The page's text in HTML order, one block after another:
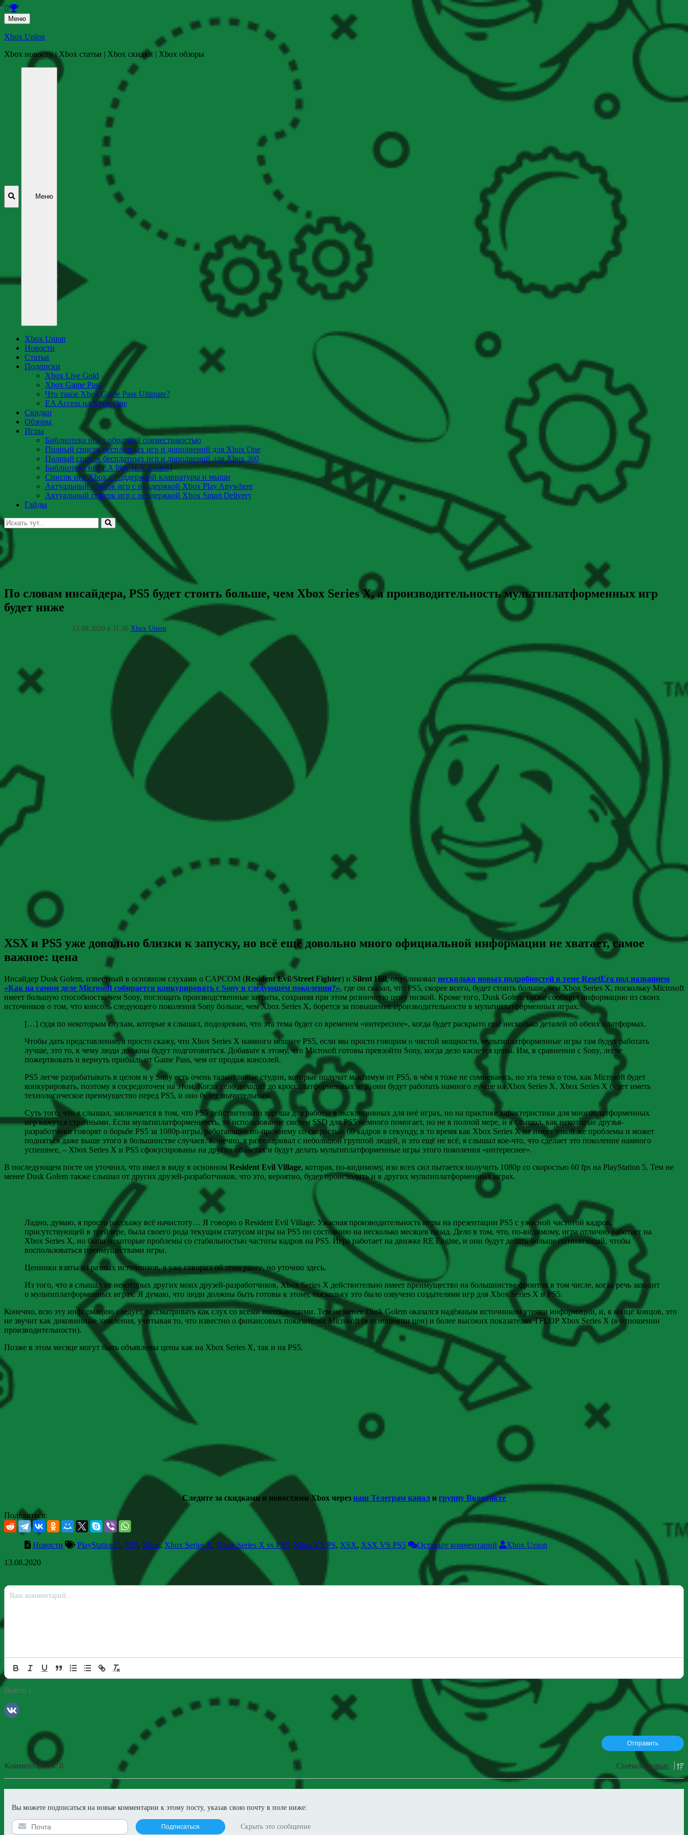
Меню Перейти
к
содержанию
Xbox Union
Xbox новости | Xbox статьи | Xbox скидки | Xbox обзоры
Меню
Перейти
к
Xbox Union
Новости
Статьи
Подписки
Xbox Live Gold
Xbox Game Pass
Что такое Xbox Game Pass Ultimate?
EA Access на Xbox One
Скидки
Обзоры
Игры
Библиотека игр с обратной совместимостью
Полный список бесплатных игр и дополнений для Xbox One
Полный список бесплатных игр и дополнений для Xbox 360
Библиотека игр EA Play [EA Access]
Список игр Xbox c поддержкой клавиатуры и мыши
Актуальный список игр с поддержкой Xbox Play Anywhere
Актуальный список игр с поддержкой Xbox Smart Delivery
Гайды
Искать:
По словам инсайдера, PS5 будет стоить больше, чем Xbox Series X, а производительность мультиплатформенных игр
будет ниже
13.08.2020 в 11:36 Xbox Union
XSX и PS5 уже довольно близки к запуску, но всё ещё довольно много официальной информации не хватает, самое
важное: цена
Инсайдер Dusk Golem, известный в основном слухами о CAPCOM (Resident Evil/Street Fighter) и Silent Hill, опубликовал несколько новых подробностей в теме ResetEra под названием
«Как на самом деле Microsoft собирается конкурировать с Sony в следующем поколении?», где он сказал, что PS5, скорее всего, будет стоить больше, чем Xbox Series X, поскольку Microsoft
имеет большую способность, чем Sony, поглощать производственные затраты, сохраняя при этом розничную цену низкой. Кроме того, Dusk Golem также сообщил информацию из своих
источников о том, что консоль следующего поколения Sony больше, чем Xbox Series X, борется за повышение производительности в мультиплатформенных играх.
[…] судя по некоторым слухам, которые я слышал, подозреваю, что эта тема будет со временем «интереснее», когда будет раскрыто ещё несколько деталей об обеих платформах.
Чтобы дать представление, я просто скажу, что Xbox Series X намного мощнее PS5, если мы просто говорим о чистой мощности, мультиплатформенные игры там будут работать
лучше, это то, к чему люди должны будут подготовиться. Добавьте к этому, что Microsoft готовы превзойти Sony, когда дело касается цены. Им, в сравнении с Sony, легче
пожертвовать и вернуть прибыль от Game Pass, чем от продаж консолей.
PS5 легче разрабатывать в целом и у Sony есть очень талантливые студии, которые получат максимум от PS5, в чём я тоже не сомневаюсь, но эта тема о том, как Microsoft будет
конкурировать, поэтому я сосредоточен на этом. Когда дело доходит до кроссплатформенных игр, они будут работать намного лучше на Xbox Series X. Xbox Series X будет иметь
технологическое преимущество перед PS5, и оно будет значительным.
Суть того, что я слышал, заключается в том, что PS5 действительно хороша для работы в эксклюзивных для неё играх, но на практике характеристики для многоплатформенных
игр кажутся странными. Если мультиплатформенность, то использование систем SSD для PS5 немного помогает, но не в полной мере, и я слышал, как некоторые друзья-
разработчики говорят о борьбе PS5 за 1080p-игры, работающие по-прежнему со скоростью 60 кадров в секунду, в то время как Xbox Series X не имеет такой же проблемы и может
подняться даже выше этого в большинстве случаев. Конечно, я разговаривал с небольшой группой людей, и это ещё не всё, я слышал кое-что, что сделает это поколение намного
успешнее, – Xbox Series X и PS5 сфокусированы на других областях и будут делать мультиплатформенные игры этого поколения «интереснее».
В последующем посте он уточнил, что имел в виду в основном Resident Evil Village, которая, по-видимому, изо всех сил пытается получить 1080p со скоростью 60 fps на PlayStation 5. Тем не
менее Dusk Golem также слышал от других друзей-разработчиков, что это, вероятно, будет происходить и в других мультиплатформенных играх.
Ладно, думаю, я просто расскажу всё начистоту… Я говорю о Resident Evil Village. Ужасная производительность игры на презентации PS5 с ужасной частотой кадров,
присутствующей в трейлере, была своего рода текущим статусом игры на PS5 по состоянию на несколько месяцев назад. Дело в том, что, по-видимому, игра отлично работает на
Xbox Series X, но были некоторые проблемы со стабильностью частоты кадров на PS5. Игра работает на движке RE Engine, и они будут делать больше оптимизаций, чтобы
воспользоваться преимуществами игры.
Ценники взяты из разных источников, я уже говорил об этом ранее, но уточню здесь.
Из того, что я слышал от некоторых других моих друзей-разработчиков, Xbox Series X действительно имеет преимущество на большинстве фронтов в том числе, когда речь заходит
о мультиплатформенных играх. Я думаю, что люди должны быть готовы к этому, поскольку это было озвучено создателями игр для Xbox Series X и PS5.
Конечно, всю эту информацию следует рассматривать как слух со всеми вытекающими. Тем не менее Dusk Golem оказался надёжным источником утечки информации, и, в конце концов, это
не звучит как диковинные заявления, учитывая то, что известно о финансовых показателях Microsoft (в отношении цен) и более высоких показателях TFLOP Xbox Series X (в отношении
производительности).
Позже в этом месяце могут быть объявлены цены как на Xbox Series X, так и на PS5.
Следите за скидками и новостями Xbox через наш Телеграм канал и группу Вконтакте
Поделиться:
Новости PlayStation 5, PS5, Xbox,Xbox Series X, Xbox Series X vs PS5, Xbox VS PS, XSX, XSX VS PS5 Оставьте комментарий
Xbox Union
13.08.2020
Войти с
Комментариев: 0 Сначала новые
Вы можете подписаться на новые комментарии к этому посту, указав свою почту в поле ниже:
Скрыть это сообщение